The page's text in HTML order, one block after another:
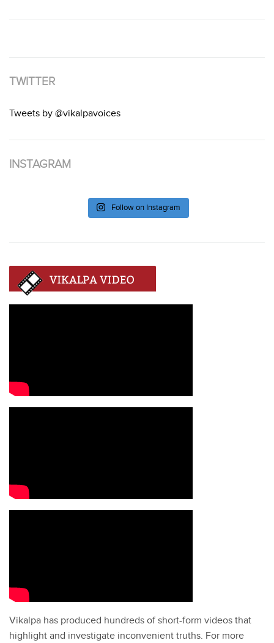
TWITTER
Tweets by @vikalpavoices
INSTAGRAM
Follow on Instagram
Vikalpa has produced hundreds of short-form videos that
highlight and investigate inconvenient truths. For more